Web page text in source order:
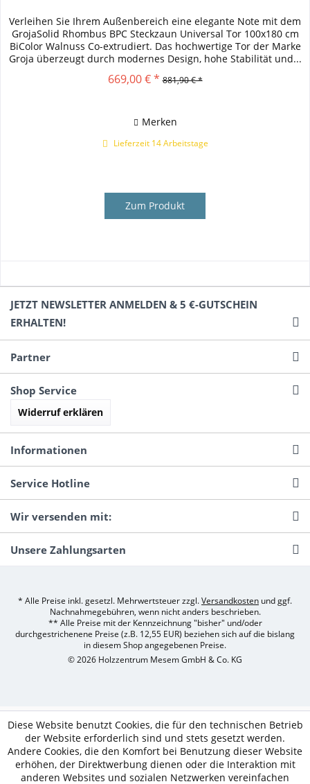
Verleihen Sie Ihrem Außenbereich eine elegante Note mit dem
GrojaSolid Rhombus BPC Steckzaun Universal Tor 100x180 cm
BiColor Walnuss Co-extrudiert. Das hochwertige Tor der Marke
Groja überzeugt durch modernes Design, hohe Stabilität und...
669,00 € * 881,90 € *
Merken
Lieferzeit 14 Arbeitstage
Zum Produkt
JETZT NEWSLETTER ANMELDEN & 5 €-GUTSCHEIN
ERHALTEN!
Partner
Shop Service
Widerruf erklären
Informationen
Service Hotline
Wir versenden mit:
Unsere Zahlungsarten
* Alle Preise inkl. gesetzl. Mehrwertsteuer zzgl.Versandkosten und ggf.
Nachnahmegebühren, wenn nicht anders beschrieben.
** Alle Preise mit der Kennzeichnung "bisher" und/oder
durchgestrichenene Preise (z.B. 12,55 EUR) beziehen sich auf die bislang
in diesem Shop angegebenen Preise.
© 2026 Holzzentrum Mesem GmbH & Co. KG
Diese Website benutzt Cookies, die für den technischen Betrieb
der Website erforderlich sind und stets gesetzt werden.
Andere Cookies, die den Komfort bei Benutzung dieser Website
erhöhen, der Direktwerbung dienen oder die Interaktion mit
anderen Websites und sozialen Netzwerken vereinfachen